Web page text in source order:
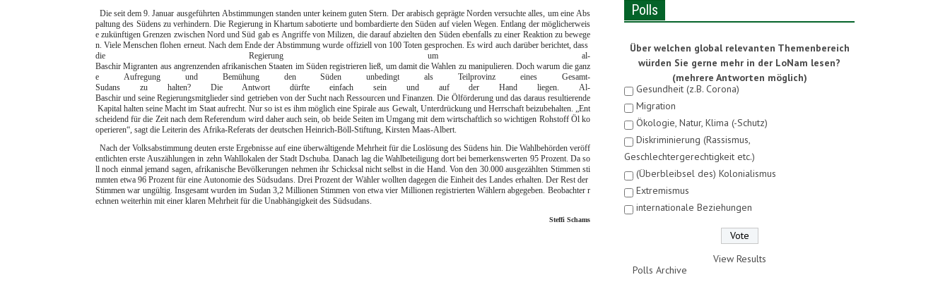
Die seit dem 9. Januar ausgeführten Abstimmungen standen unter keinem guten Stern. Der arabisch geprägte Norden versuchte alles, um eine Abs
paltung des Südens zu verhindern. Die Regierung in Khartum sabotierte und bombardierte den Süden auf vielen Wegen. Entlang der möglicherweis
e zukünftigen Grenzen zwischen Nord und Süd gab es Angriffe von Milizen, die darauf abzielten den Süden ebenfalls zu einer Reaktion zu bewege
n. Viele Menschen flohen erneut. Nach dem Ende der Abstimmung wurde offiziell von 100 Toten gesprochen. Es wird auch darüber berichtet, dass
die Regierung um al-
Baschir Migranten aus angrenzenden afrikanischen Staaten im Süden registrieren ließ, um damit die Wahlen zu manipulieren. Doch warum die ganz
e Aufregung und Bemühung den Süden unbedingt als Teilprovinz eines Gesamt-
Sudans zu halten? Die Antwort dürfte einfach sein und auf der Hand liegen. Al-
Baschir und seine Regierungsmitglieder sind getrieben von der Sucht nach Ressourcen und Finanzen. Die Ölförderung und das daraus resultierende
Kapital halten seine Macht im Staat aufrecht. Nur so ist es ihm möglich eine Spirale aus Gewalt, Unterdrückung und Herrschaft beizubehalten. „Ent
scheidend für die Zeit nach dem Referendum wird daher auch sein, ob beide Seiten im Umgang mit dem wirtschaftlich so wichtigen Rohstoff Öl ko
operieren“, sagt die Leiterin des Afrika-Referats der deutschen Heinrich-Böll-Stiftung, Kirsten Maas-Albert.
Nach der Volksabstimmung deuten erste Ergebnisse auf eine überwältigende Mehrheit für die Loslösung des Südens hin. Die Wahlbehörden veröff
entlichten erste Auszählungen in zehn Wahllokalen der Stadt Dschuba. Danach lag die Wahlbeteiligung dort bei bemerkenswerten 95 Prozent. Da so
ll noch einmal jemand sagen, afrikanische Bevölkerungen nehmen ihr Schicksal nicht selbst in die Hand. Von den 30.000 ausgezählten Stimmen sti
mmten etwa 96 Prozent für eine Autonomie des Südsudans. Drei Prozent der Wähler wollten dagegen die Einheit des Landes erhalten. Der Rest der
Stimmen war ungültig. Insgesamt wurden im Sudan 3,2 Millionen Stimmen von etwa vier Millionen registrierten Wählern abgegeben. Beobachter r
echnen weiterhin mit einer klaren Mehrheit für die Unabhängigkeit des Südsudans.
Steffi Schams
Polls
Über welchen global relevanten Themenbereich
würden Sie gerne mehr in der LoNam lesen?
(mehrere Antworten möglich)
Gesundheit (z.B. Corona)
Migration
Ökologie, Natur, Klima (-Schutz)
Diskriminierung (Rassismus,
Geschlechtergerechtigkeit etc.)
(Überbleibsel des) Kolonialismus
Extremismus
internationale Beziehungen
View Results
Polls Archive